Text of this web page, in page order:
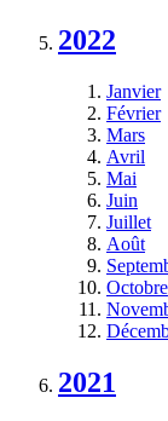
2022
Janvier
Février
Mars
Avril
Mai
Juin
Juillet
Août
Octobre
2021